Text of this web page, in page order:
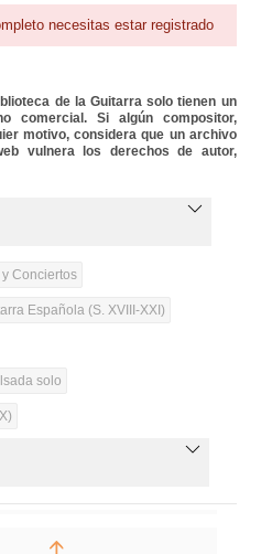
necesitas estar registrado
de la Guitarra solo tienen un
comercial. Si algún compositor,
motivo, considera que un archivo
vulnera los derechos de autor,
Conciertos
Española (S. XVIII-XXI)
solo